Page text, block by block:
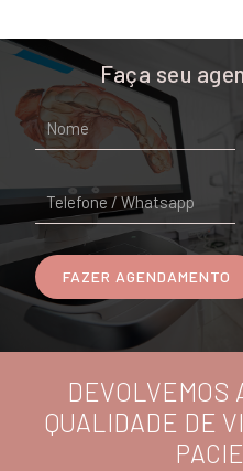
DEVOLVEMOS
QUALIDADE DE
Faça seu